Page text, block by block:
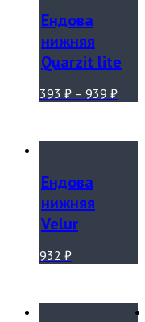
Ендова
нижняя
Quarzit lite
393 ₽ – 939 ₽
Ендова
нижняя
Velur
932 ₽